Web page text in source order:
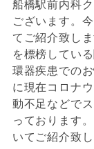
船橋駅前内科
ございます。
てご紹介致し
を標榜してい
環器疾患での
に現在コロナ
動不足などで
っております
いてご紹介致し